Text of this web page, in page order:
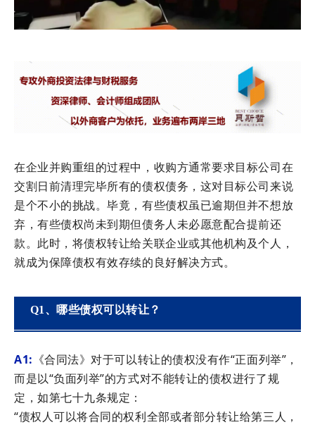
在企业并购重组的过程中，收购方通常要求目标公司在
交割日前清理完毕所有的债权债务，这对目标公司来说
是个不小的挑战。毕竟，有些债权虽已逾期但并不想放
弃，有些债权尚未到期但债务人未必愿意配合提前还
款。此时，将债权转让给关联企业或其他机构及个人，
就成为保障债权有效存续的良好解决方式。
Q1、哪些债权可以转让？
A1: 《合同法》对于可以转让的债权没有作“正面列举”，
而是以“负面列举”的方式对不能转让的债权进行了规
定，如第七十九条规定：
“债权人可以将合同的权利全部或者部分转让给第三人，